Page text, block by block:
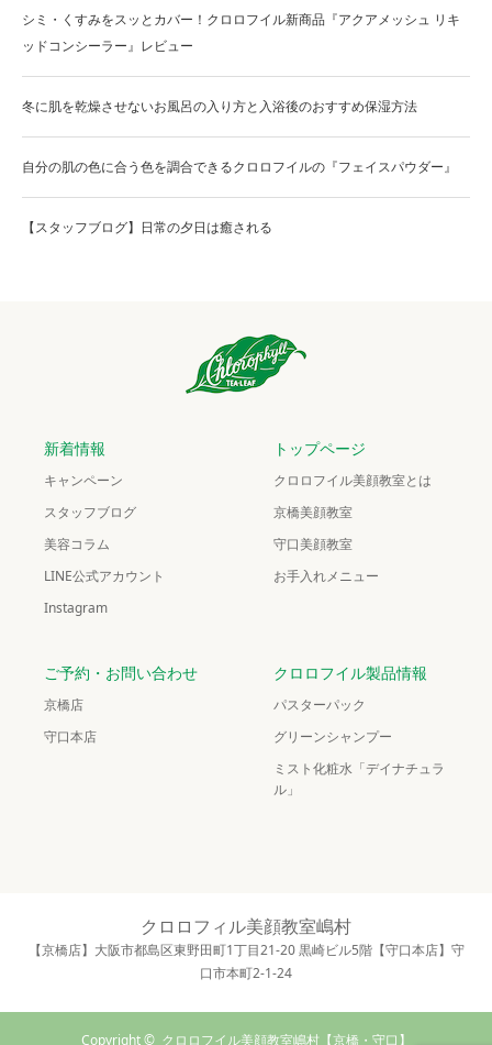
シミ・くすみをスッとカバー！クロロフイル新商品『アクアメッシュ リキ
ッドコンシーラー』レビュー
冬に肌を乾燥させないお風呂の入り方と入浴後のおすすめ保湿方法
自分の肌の色に合う色を調合できるクロロフイルの『フェイスパウダー』
【スタッフブログ】日常の夕日は癒される
新着情報
キャンペーン
スタッフブログ
美容コラム
LINE公式アカウント
Instagram
トップページ
クロロフイル美顔教室とは
京橋美顔教室
守口美顔教室
お手入れメニュー
ご予約・お問い合わせ
京橋店
守口本店
クロロフイル製品情報
パスターパック
グリーンシャンプー
ミスト化粧水「デイナチュラ
ル」
クロロフィル美顔教室嶋村
【京橋店】大阪市都島区東野田町1丁目21-20 黒崎ビル5階【守口本店】守
口市本町2-1-24
Copyright © クロロフイル美顔教室嶋村【京橋・守口】